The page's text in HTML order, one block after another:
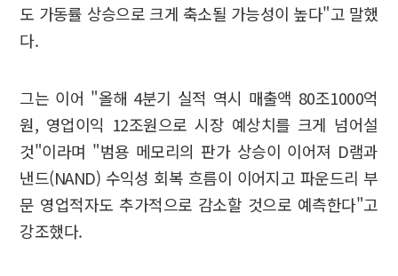
도 가동률 상승으로 크게 축소될 가능성이 높다"고 말했
다.
그는 이어 "올해 4분기 실적 역시 매출액 80조1000억
원, 영업이익 12조원으로 시장 예상치를 크게 넘어설
것"이라며 "범용 메모리의 판가 상승이 이어져 D램과
낸드(NAND) 수익성 회복 흐름이 이어지고 파운드리 부
문 영업적자도 추가적으로 감소할 것으로 예측한다"고
강조했다.